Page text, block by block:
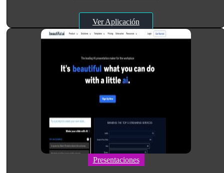
Ver Aplicación
Presentaciones